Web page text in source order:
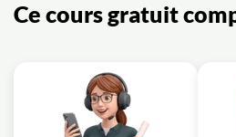
Ce cours gratuit